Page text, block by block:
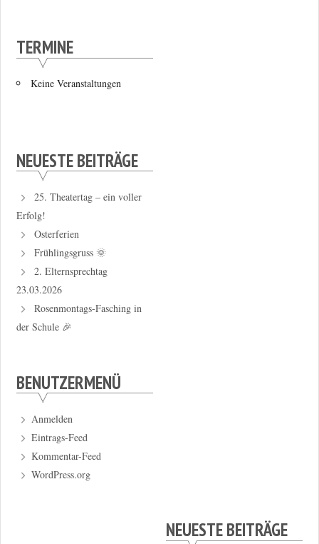
TERMINE
Keine Veranstaltungen
NEUESTE BEITRÄGE
25. Theatertag – ein voller
Erfolg!
Osterferien
Frühlingsgruss 🌞
2. Elternsprechtag
23.03.2026
Rosenmontags-Fasching in
der Schule 🎉
BENUTZERMENÜ
Anmelden
Eintrags-Feed
Kommentar-Feed
WordPress.org
NEUESTE BEITRÄGE